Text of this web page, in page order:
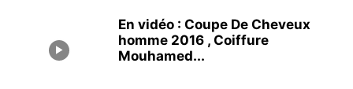
En vidéo : Coupe De Cheveux
homme 2016 , Coiffure
Mouhamed...